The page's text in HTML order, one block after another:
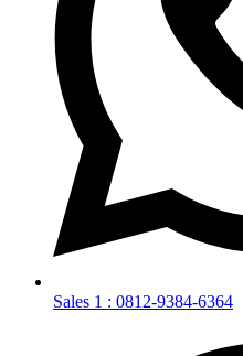
Sales 1 : 0812-9384-6364